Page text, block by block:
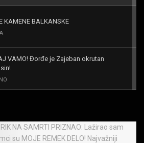
KAMENE BALKANSKE
VAMO! Đorđe je Zajeban okrutan